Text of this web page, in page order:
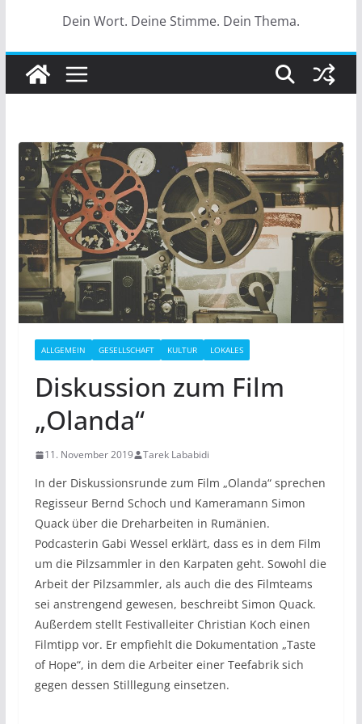
Dein Wort. Deine Stimme. Dein Thema.
ALLGEMEIN GESELLSCHAFT KULTUR LOKALES
Diskussion zum Film
„Olanda“
11. November 2019 Tarek Lababidi
In der Diskussionsrunde zum Film „Olanda“ sprechen
Regisseur Bernd Schoch und Kameramann Simon
Quack über die Dreharbeiten in Rumänien.
Podcasterin Gabi Wessel erklärt, dass es in dem Film
um die Pilzsammler in den Karpaten geht. Sowohl die
Arbeit der Pilzsammler, als auch die des Filmteams
sei anstrengend gewesen, beschreibt Simon Quack.
Außerdem stellt Festivalleiter Christian Koch einen
Filmtipp vor. Er empfiehlt die Dokumentation „Taste
of Hope“, in dem die Arbeiter einer Teefabrik sich
gegen dessen Stilllegung einsetzen.